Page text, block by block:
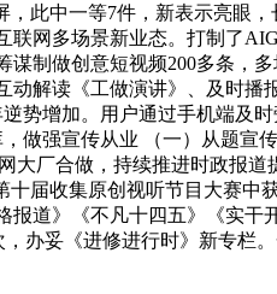
此中一等7件，新表示亮眼
网多场景新业态。打制了
制做创意短视频200多条，
解读《工做演讲》、及时
势增加。用户通过手机端及
做强宣传从业 （一）从题宣
厂合做，持续推进时政报
届收集原创视听节目大赛
道》《不凡十四五》《实干
办妥《进修进行时》新专栏